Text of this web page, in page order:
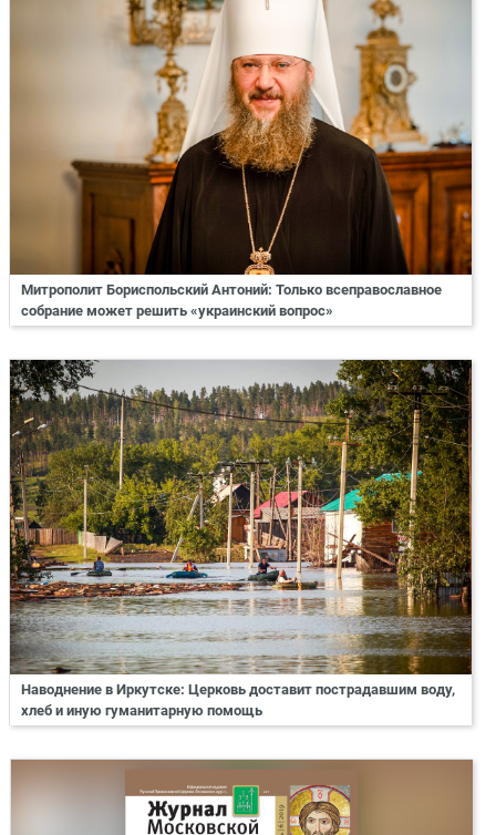
Митрополит Бориспольский Антоний: Только всеправославное
собрание может решить «украинский вопрос»
Наводнение в Иркутске: Церковь доставит пострадавшим воду,
хлеб и иную гуманитарную помощь